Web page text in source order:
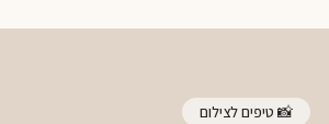
📸 טיפים לצילום